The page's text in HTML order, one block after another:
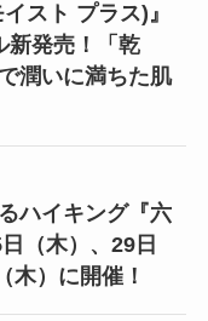
スト プラス)』
新発売！「乾
潤いに満ちた肌
ハイキング『六
（木）、29日
木）に開催！